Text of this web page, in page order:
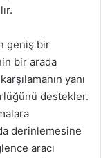
geniş bir
bir arada
yanı
destekler.
derinlemesine
aracı